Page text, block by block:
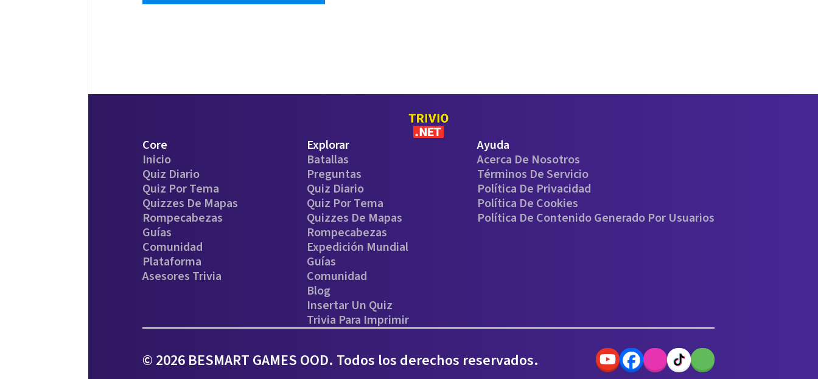
Core
Inicio
Quiz Diario
Quiz Por Tema
Quizzes De Mapas
Rompecabezas
Guías
Comunidad
Plataforma
Asesores Trivia
Explorar
Batallas
Preguntas
Quiz Diario
Quiz Por Tema
Quizzes De Mapas
Rompecabezas
Expedición Mundial
Guías
Comunidad
Blog
Insertar Un Quiz
Trivia Para Imprimir
Ayuda
Acerca De Nosotros
Términos De Servicio
Política De Privacidad
Política De Cookies
Política De Contenido Generado Por Usuarios
© 2026 BESMART GAMES OOD. Todos los derechos reservados.